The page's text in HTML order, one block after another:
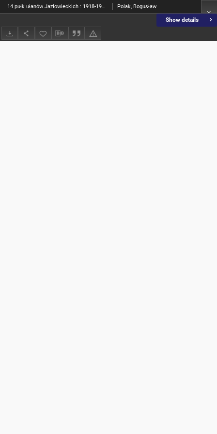
Show details
14 pułk ułanów Jazłowieckich : 1918-1945 : (zarys dziejów) Polak, Bogusław